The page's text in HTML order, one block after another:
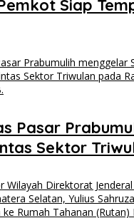
Siap
Pasar
Sektor